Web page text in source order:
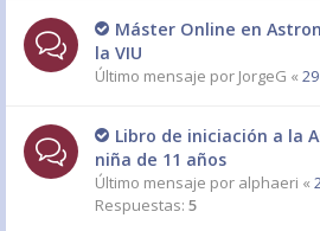
Máster Online en
la VIU
Último mensaje por JorgeG «
Libro de iniciación a la
niña de 11 años
Último mensaje por alphaeri «
Respuestas: 5